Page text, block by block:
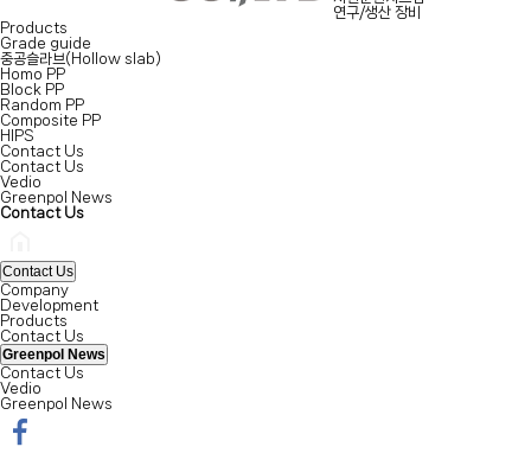
연구/생산 장비
Products
Grade guide
중공슬라브(Hollow slab)
Homo PP
Block PP
Random PP
Composite PP
HIPS
Contact Us
Contact Us
Vedio
Greenpol News
Contact Us
Contact Us
Company
Development
Products
Contact Us
Greenpol News
Contact Us
Vedio
Greenpol News